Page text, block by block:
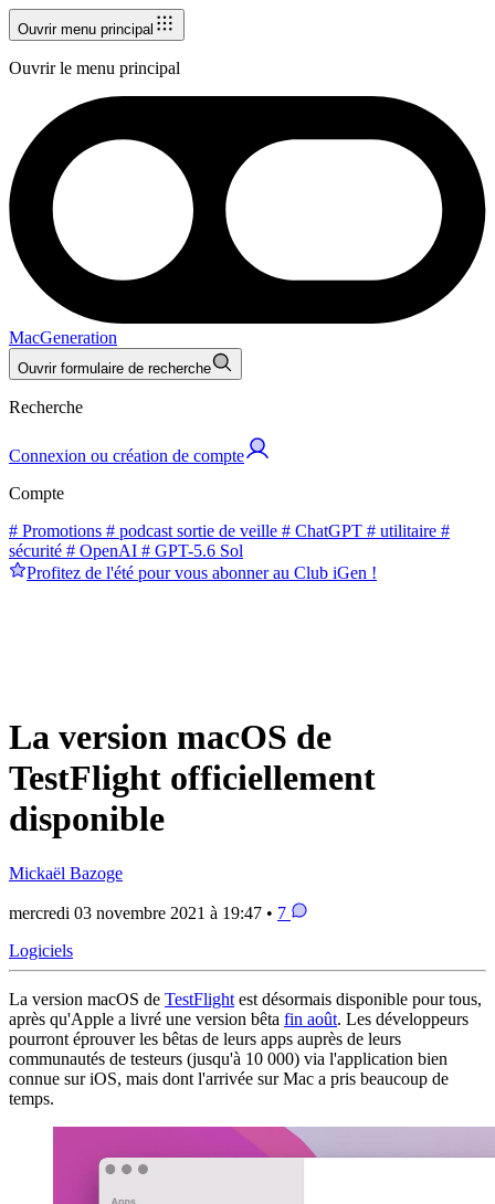
Ouvrir menu principal
Ouvrir le menu principal
MacGeneration
Ouvrir formulaire de recherche
Recherche
Connexion ou création de compte
Compte
# Promotions # podcast sortie de veille # ChatGPT # utilitaire #
sécurité # OpenAI # GPT-5.6 Sol
Profitez de l'été pour vous abonner au Club iGen !
La version macOS de
TestFlight officiellement
disponible
Mickaël Bazoge
mercredi 03 novembre 2021 à 19:47 • 7
Logiciels
La version macOS de TestFlight est désormais disponible pour tous,
après qu'Apple a livré une version bêta fin août. Les développeurs
pourront éprouver les bêtas de leurs apps auprès de leurs
communautés de testeurs (jusqu'à 10 000) via l'application bien
connue sur iOS, mais dont l'arrivée sur Mac a pris beaucoup de
temps.